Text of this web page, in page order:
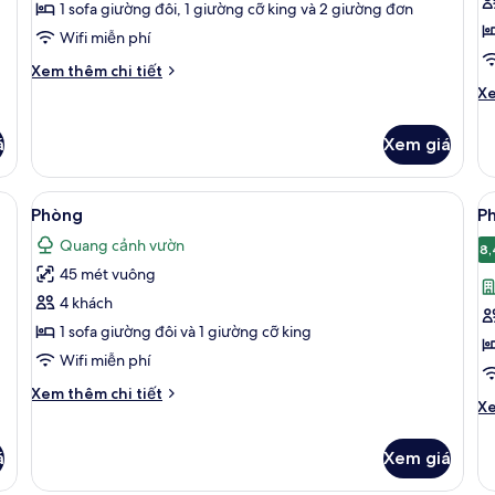
Pool
Super
Villa
1 sofa giường đôi, 1 giường cỡ king và 2 giường đơn
Wifi miễn phí
Xem thêm chi tiết
Chi
Super
Villa
Xem giá
cảnh từ phòng
Xem
tất
cả
ảnh
Phòng
Bộ đồ giường cao cấp, minibar với
4
Phòng
Quang cảnh vườn
45 mét vuông
4 khách
1 sofa giường đôi và 1 giường cỡ king
Wifi miễn phí
Xem thêm chi tiết
Chi
Xem giá